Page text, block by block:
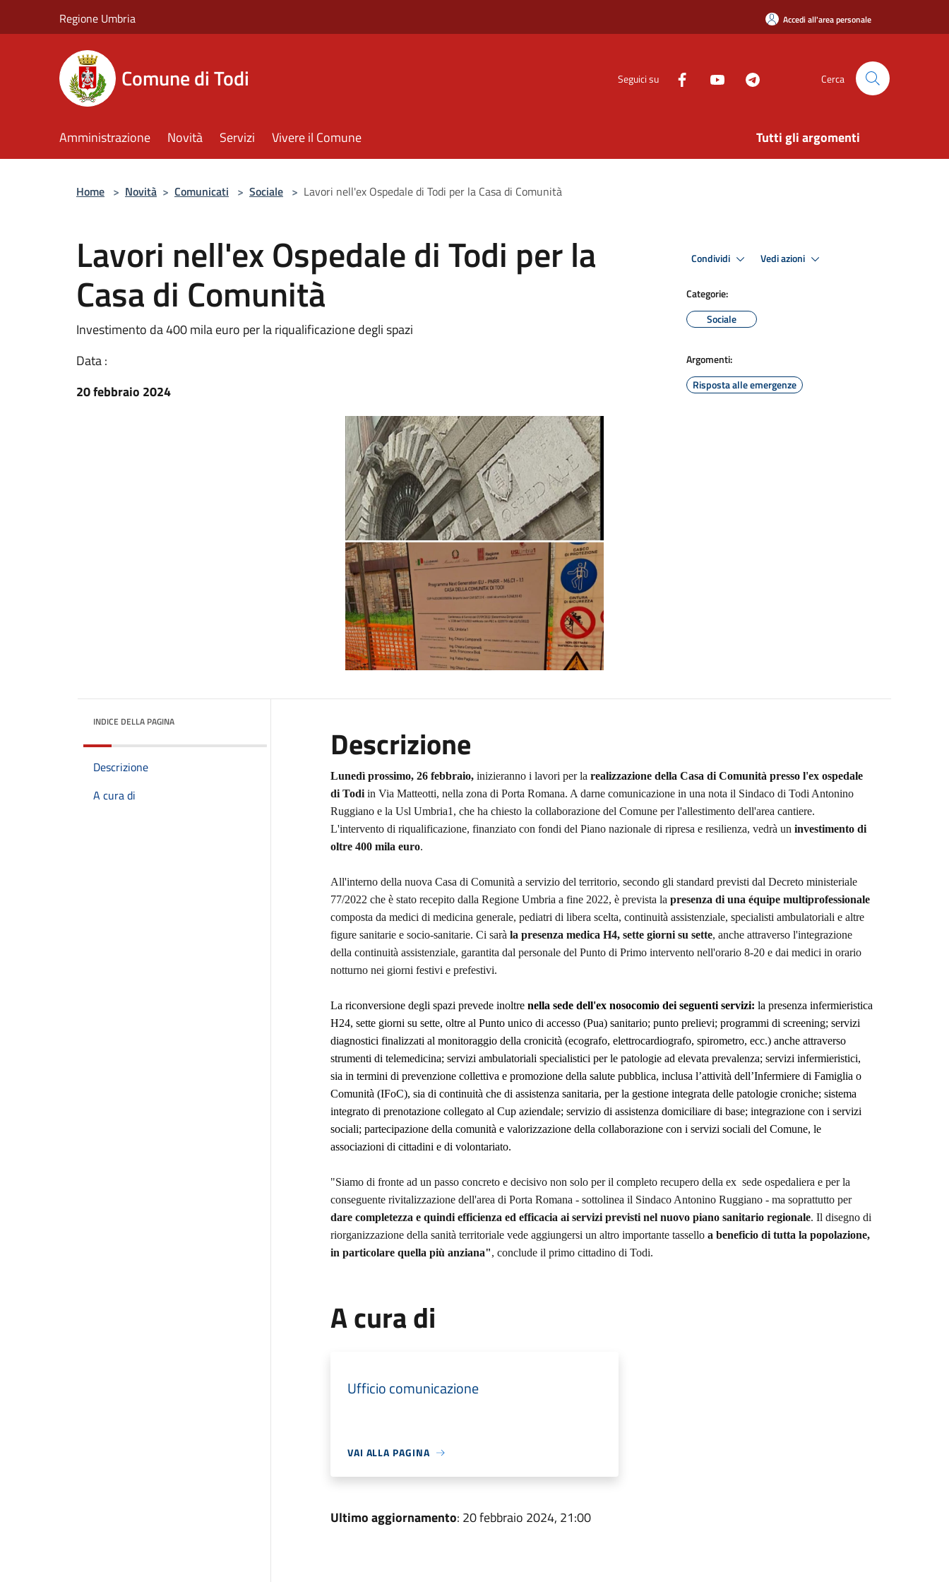
Regione Umbria Accedi all'area personale
Comune di Todi Seguici su Cerca
Amministrazione Novità Servizi Vivere il Comune Tutti gli argomenti
Home > Novità > Comunicati > Sociale > Lavori nell'ex Ospedale di Todi per la Casa di Comunità
Lavori nell'ex Ospedale di Todi per la
Casa di Comunità
Investimento da 400 mila euro per la riqualificazione degli spazi
Data :
20 febbraio 2024
Condividi Vedi azioni
Categorie:
Sociale
Argomenti:
Risposta alle emergenze
INDICE DELLA PAGINA
Descrizione
A cura di
Descrizione
Lunedì prossimo, 26 febbraio, inizieranno i lavori per la realizzazione della Casa di Comunità presso l'ex ospedale
di Todiin Via Matteotti, nella zona di Porta Romana. A darne comunicazione in una nota il Sindaco di Todi Antonino
Ruggiano e la Usl Umbria1, che ha chiesto la collaborazione del Comune per l'allestimento dell'area cantiere.
L'intervento di riqualificazione, finanziato con fondi del Piano nazionale di ripresa e resilienza, vedrà un investimento di
oltre 400 mila euro.
All'interno della nuova Casa di Comunità a servizio del territorio, secondo gli standard previsti dal Decreto ministeriale
77/2022 che è stato recepito dalla Regione Umbria a fine 2022, è prevista la presenza di una équipe multiprofessionale
composta da medici di medicina generale, pediatri di libera scelta, continuità assistenziale, specialisti ambulatoriali e altre
figure sanitarie e socio-sanitarie. Ci sarà la presenza medica H4, sette giorni su sette, anche attraverso l'integrazione
della continuità assistenziale, garantita dal personale del Punto di Primo intervento nell'orario 8-20 e dai medici in orario
notturno nei giorni festivi e prefestivi.
La riconversione degli spazi prevede inoltrenella sede dell'ex nosocomio dei seguenti servizi: la presenza infermieristica
H24, sette giorni su sette, oltre al Punto unico di accesso (Pua) sanitario; punto prelievi; programmi di screening; servizi
diagnostici finalizzati al monitoraggio della cronicità (ecografo, elettrocardiografo, spirometro, ecc.) anche attraverso
strumenti di telemedicina; servizi ambulatoriali specialistici per le patologie ad elevata prevalenza; servizi infermieristici,
sia in termini di prevenzione collettiva e promozione della salute pubblica, inclusa l’attività dell’Infermiere di Famiglia o
Comunità (IFoC), sia di continuità che di assistenza sanitaria, per la gestione integrata delle patologie croniche; sistema
integrato di prenotazione collegato al Cup aziendale; servizio di assistenza domiciliare di base; integrazione con i servizi
sociali; partecipazione della comunità e valorizzazione della collaborazione con i servizi sociali del Comune, le
associazioni di cittadini e di volontariato.
"Siamo di fronte ad un passo concreto e decisivo non solo per il completo recupero della ex sede ospedaliera e per la
conseguente rivitalizzazione dell'area di Porta Romana - sottolinea il Sindaco Antonino Ruggiano - ma soprattutto per
dare completezza e quindi efficienza ed efficacia ai servizi previsti nel nuovo piano sanitario regionale. Il disegno di
riorganizzazione della sanità territoriale vede aggiungersi un altro importante tassello a beneficio di tutta la popolazione,
in particolare quella più anziana", conclude il primo cittadino di Todi.
A cura di
Ufficio comunicazione
VAI ALLA PAGINA
Ultimo aggiornamento: 20 febbraio 2024, 21:00